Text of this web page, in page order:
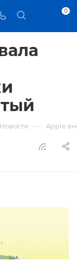
0
Новости — Apple